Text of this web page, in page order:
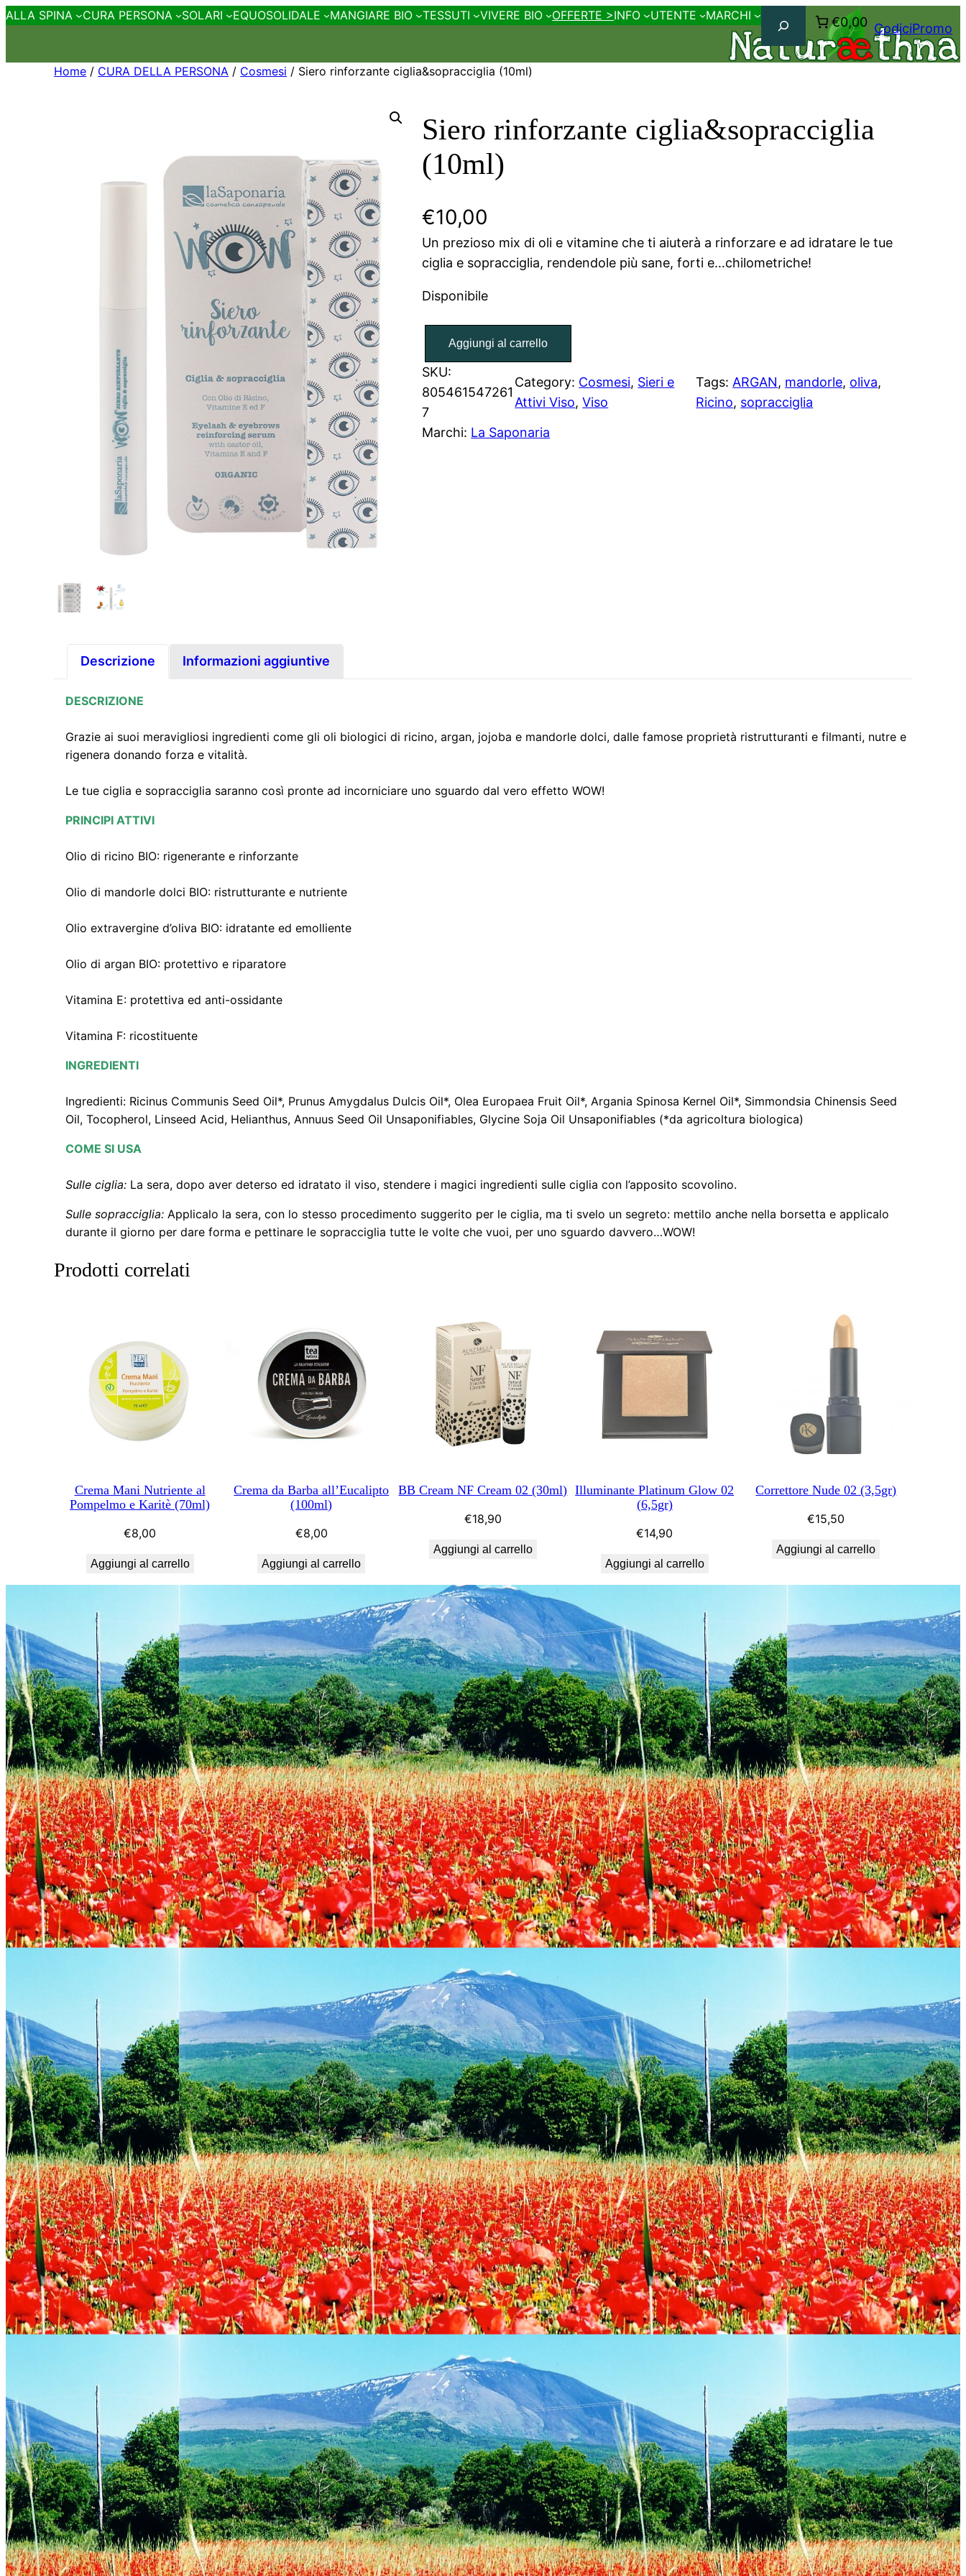
ALLA SPINA CURA PERSONA SOLARI EQUOSOLIDALE MANGIARE BIO TESSUTI VIVERE BIO OFFERTE >INFO UTENTE MARCHI Cerca €0,00 CodiciPromo
Home / CURA DELLA PERSONA / Cosmesi / Siero rinforzante ciglia&sopracciglia (10ml)
Siero rinforzante ciglia&sopracciglia
(10ml)
€10,00
Un prezioso mix di oli e vitamine che ti aiuterà a rinforzare e ad idratare le tue
ciglia e sopracciglia, rendendole più sane, forti e…chilometriche!
Disponibile
S
e
r
o
r
i
s
m
l
a
n
t
Aggiungi al carrello
SKU:
805461547261
7
Category: Cosmesi, Sieri e
Attivi Viso, Viso
Tags:ARGAN, mandorle, oliva
Ricino, sopracciglia
Marchi: La Saponaria
Descrizione Informazioni aggiuntive
DESCRIZIONE
Grazie ai suoi meravigliosi ingredienti come gli oli biologici di ricino, argan, jojoba e mandorle dolci, dalle famose proprietà ristrutturanti e filmanti, nutre e
rigenera donando forza e vitalità.
Le tue ciglia e sopracciglia saranno così pronte ad incorniciare uno sguardo dal vero effetto WOW!
PRINCIPI ATTIVI
Olio di ricino BIO: rigenerante e rinforzante
Olio di mandorle dolci BIO: ristrutturante e nutriente
Olio extravergine d’oliva BIO: idratante ed emolliente
Olio di argan BIO: protettivo e riparatore
Vitamina E: protettiva ed anti-ossidante
Vitamina F: ricostituente
INGREDIENTI
Ingredienti: Ricinus Communis Seed Oil*, Prunus Amygdalus Dulcis Oil*, Olea Europaea Fruit Oil*, Argania Spinosa Kernel Oil*, Simmondsia Chinensis Seed
Oil, Tocopherol, Linseed Acid, Helianthus, Annuus Seed Oil Unsaponifiables, Glycine Soja Oil Unsaponifiables (*da agricoltura biologica)
COME SI USA
Sulle ciglia: La sera, dopo aver deterso ed idratato il viso, stendere i magici ingredienti sulle ciglia con l’apposito scovolino.
Sulle sopracciglia: Applicalo la sera, con lo stesso procedimento suggerito per le ciglia, ma ti svelo un segreto: mettilo anche nella borsetta e applicalo
durante il giorno per dare forma e pettinare le sopracciglia tutte le volte che vuoi, per uno sguardo davvero…WOW!
Prodotti correlati
Crema Mani Nutriente al
Pompelmo e Karitè (70ml)
€8,00
Aggiungi al carrello
Crema da Barba all’Eucalipto
(100ml)
€8,00
Aggiungi al carrello
BB Cream NF Cream 02 (30ml)
€18,90
Aggiungi al carrello
Illuminante Platinum Glow 02
(6,5gr)
€14,90
Aggiungi al carrello
Correttore Nude 02 (3,5gr)
€15,50
Aggiungi al carrello